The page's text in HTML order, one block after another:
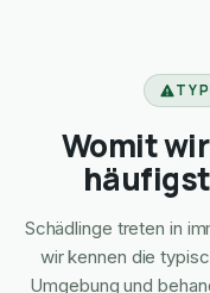
Womit
Schädlinge treten in
wir kennen die
Umgebung und